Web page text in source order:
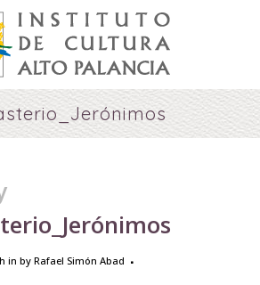
in by Rafael Simón Abad